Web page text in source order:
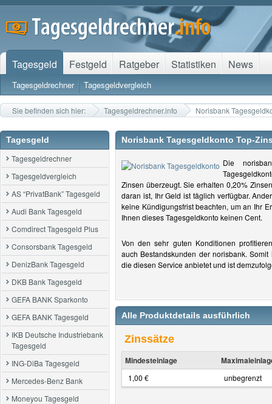
Sie befinden sich hier: Tagesgeldrechner.info Norisbank
Tagesgeld
Tagesgeldrechner
Tagesgeldvergleich
AS “PrivatBank” Tagesgeld
Audi Bank Tagesgeld
Comdirect Tagesgeld Plus
Consorsbank Tagesgeld
DenizBank Tagesgeld
DKB Bank Tagesgeld
GEFA BANK Sparkonto
GEFA BANK Tagesgeld
IKB Deutsche Industriebank
Tagesgeld
ING-DiBa Tagesgeld
Mercedes-Benz Bank
Moneyou Tagesgeld
Norisbank Tagesgeldkonto Top-
Die
Zinsen überzeugt. Sie erhalten 0,20%
daran ist, Ihr Geld ist täglich verfügbar.
keine Kündigungsfrist beachten, um an Ihr
Ihnen dieses Tagesgeldkonto keinen Cent.
Von den sehr guten Konditionen
auch Bestandskunden der norisbank.
die diesen Service anbietet und ist
Alle Produktdetails ausführlich
Zinssätze
Mindesteinlage
1,00 € unbegrenzt
Tagesgeld
Tagesgeldrechner Tagesgeldvergleich
Festgeld Ratgeber Statistiken News